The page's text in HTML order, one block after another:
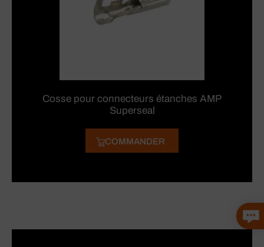
Cosse pour connecteurs étanches AMP
Superseal
COMMANDER